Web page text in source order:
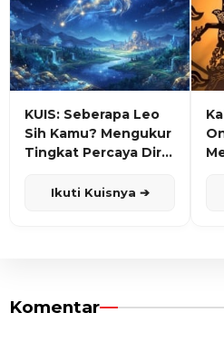
KUIS: Seberapa Leo
Sih Kamu? Mengukur
Tingkat Percaya Diri
Ikuti Kuisnya ➔
Komentar